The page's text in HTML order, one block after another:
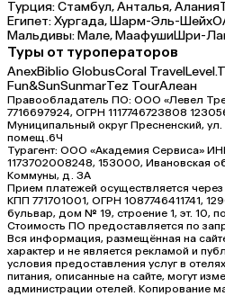
Турция:Стамбул,Анталья,Алания
Египет:Хургада,Шарм-Эль-Шейх
Мальдивы:Мале,МаафушиШри-
Туры от туроператоров
AnexBiblio GlobusCoral Travel
Fun&SunSunmarTez TourАлеан
Правообладатель ПО: ООО «Левел
7716697924, ОГРН 1117746723808
Муниципальный округ Пресненский,
помещ.6Ч
Турагент: ООО «Академия Сервиса»
1173702008248, 153000, Ивановская
Коммуны, д. ЗА
Прием платежей осуществляется
КПП 771701001, ОГРН 1087746411741,
бульвар, дом № 19, строение 1, эт. 10,
Стоимость ПО предоставляется по
Вся информация, размещённая на
характер и не является рекламой и
условия предоставления услуг в
питания, описанные на сайте, могут
администрации отелей. Копирование